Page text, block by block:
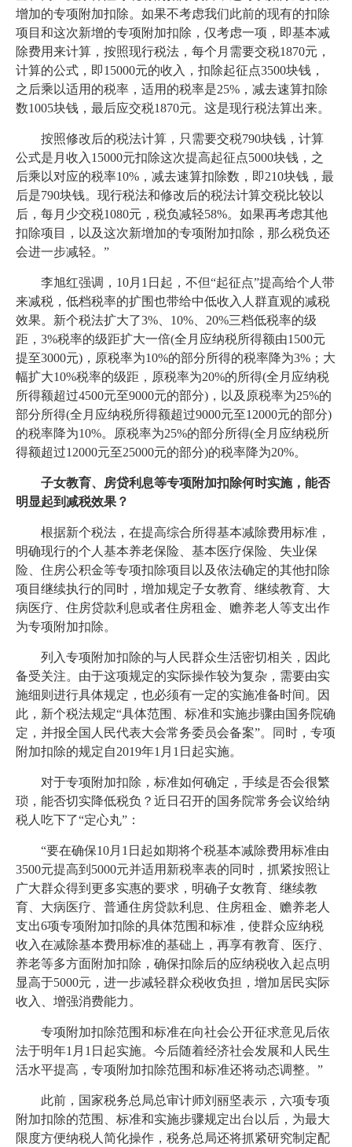
增加的专项附加扣除。如果不考虑我们此前的现有的扣除
项目和这次新增的专项附加扣除，仅考虑一项，即基本减
除费用来计算，按照现行税法，每个月需要交税1870元，
计算的公式，即15000元的收入，扣除起征点3500块钱，
之后乘以适用的税率，适用的税率是25%，减去速算扣除
数1005块钱，最后应交税1870元。这是现行税法算出来。
按照修改后的税法计算，只需要交税790块钱，计算
公式是月收入15000元扣除这次提高起征点5000块钱，之
后乘以对应的税率10%，减去速算扣除数，即210块钱，最
后是790块钱。现行税法和修改后的税法计算交税比较以
后，每月少交税1080元，税负减轻58%。如果再考虑其他
扣除项目，以及这次新增加的专项附加扣除，那么税负还
会进一步减轻。”
李旭红强调，10月1日起，不但“起征点”提高给个人带
来减税，低档税率的扩围也带给中低收入人群直观的减税
效果。新个税法扩大了3%、10%、20%三档低税率的级
距，3%税率的级距扩大一倍(全月应纳税所得额由1500元
提至3000元)，原税率为10%的部分所得的税率降为3%；大
幅扩大10%税率的级距，原税率为20%的所得(全月应纳税
所得额超过4500元至9000元的部分)，以及原税率为25%的
部分所得(全月应纳税所得额超过9000元至12000元的部分)
的税率降为10%。原税率为25%的部分所得(全月应纳税所
得额超过12000元至25000元的部分)的税率降为20%。
子女教育、房贷利息等专项附加扣除何时实施，能否
明显起到减税效果？
根据新个税法，在提高综合所得基本减除费用标准，
明确现行的个人基本养老保险、基本医疗保险、失业保
险、住房公积金等专项扣除项目以及依法确定的其他扣除
项目继续执行的同时，增加规定子女教育、继续教育、大
病医疗、住房贷款利息或者住房租金、赡养老人等支出作
为专项附加扣除。
列入专项附加扣除的与人民群众生活密切相关，因此
备受关注。由于这项规定的实际操作较为复杂，需要由实
施细则进行具体规定，也必须有一定的实施准备时间。因
此，新个税法规定“具体范围、标准和实施步骤由国务院确
定，并报全国人民代表大会常务委员会备案”。同时，专项
附加扣除的规定自2019年1月1日起实施。
对于专项附加扣除，标准如何确定，手续是否会很繁
琐，能否切实降低税负？近日召开的国务院常务会议给纳
税人吃下了“定心丸”：
“要在确保10月1日起如期将个税基本减除费用标准由
3500元提高到5000元并适用新税率表的同时，抓紧按照让
广大群众得到更多实惠的要求，明确子女教育、继续教
育、大病医疗、普通住房贷款利息、住房租金、赡养老人
支出6项专项附加扣除的具体范围和标准，使群众应纳税
收入在减除基本费用标准的基础上，再享有教育、医疗、
养老等多方面附加扣除，确保扣除后的应纳税收入起点明
显高于5000元，进一步减轻群众税收负担，增加居民实际
收入、增强消费能力。
专项附加扣除范围和标准在向社会公开征求意见后依
法于明年1月1日起实施。今后随着经济社会发展和人民生
活水平提高，专项附加扣除范围和标准还将动态调整。”
此前，国家税务总局总审计师刘丽坚表示，六项专项
附加扣除的范围、标准和实施步骤规定出台以后，为最大
限度方便纳税人简化操作，税务总局还将抓紧研究制定配